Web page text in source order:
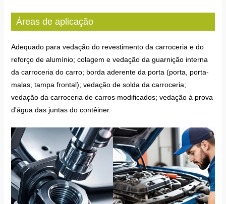
Áreas de aplicação
Adequado para vedação do revestimento da carroceria e do
reforço de alumínio; colagem e vedação da guarnição interna
da carroceria do carro; borda aderente da porta (porta, porta-
malas, tampa frontal); vedação de solda da carroceria;
vedação da carroceria de carros modificados; vedação à prova
d'água das juntas do contêiner.